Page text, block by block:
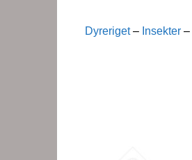
Dyreriget– Insekter –